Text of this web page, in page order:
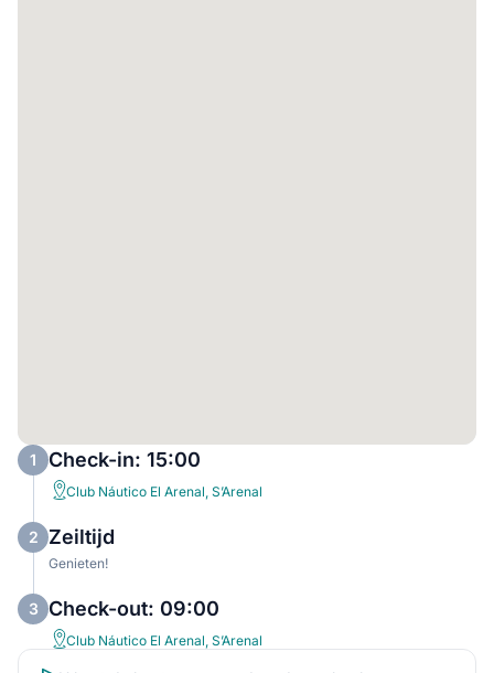
1 Check-in: 15:00
Club Náutico El Arenal, S’Arenal
2 Zeiltijd
Genieten!
3 Check-out: 09:00
Club Náutico El Arenal, S’Arenal